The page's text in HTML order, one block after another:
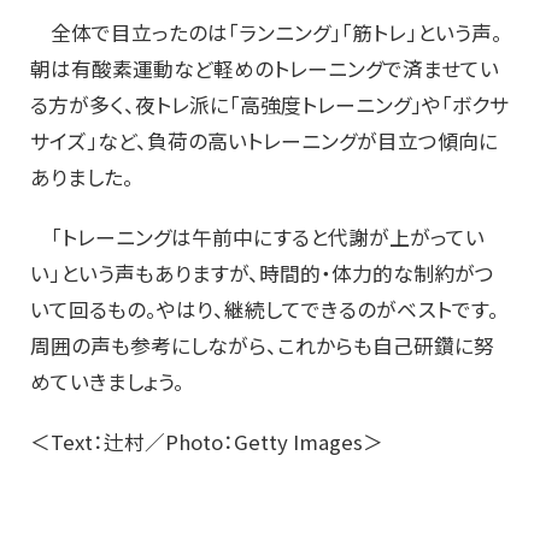
全体で目立ったのは「ランニング」「筋トレ」という声。
朝は有酸素運動など軽めのトレーニングで済ませてい
る方が多く、夜トレ派に「高強度トレーニング」や「ボクサ
サイズ」など、負荷の高いトレーニングが目立つ傾向に
ありました。
「トレーニングは午前中にすると代謝が上がってい
い」という声もありますが、時間的・体力的な制約がつ
いて回るもの。やはり、継続してできるのがベストです。
周囲の声も参考にしながら、これからも自己研鑽に努
めていきましょう。
＜Text：辻村／Photo：Getty Images＞